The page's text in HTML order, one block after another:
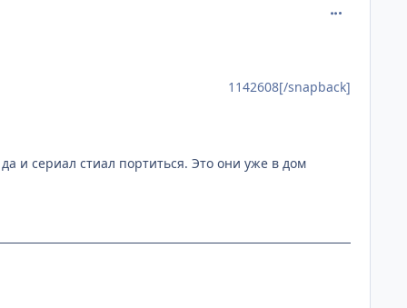
1142608[/snapback]
и сериал стиал портиться. Это они уже в дом